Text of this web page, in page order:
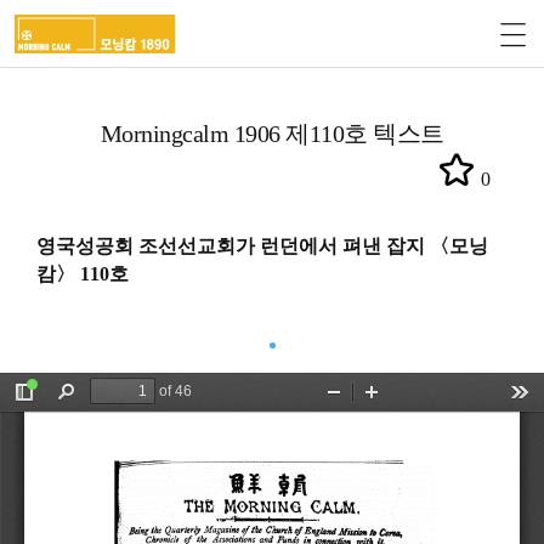
Morningcalm 1906 제110호 텍스트
0
영국성공회 조선선교회가 런던에서 펴낸 잡지 〈모닝
캄〉 110호